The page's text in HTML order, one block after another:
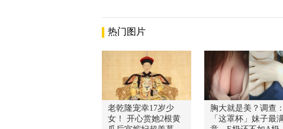
热门图片
老乾隆宠幸17岁少
女！ 开心赏她2根黄
胸大就是美？调查：
「这罩杯」妹子最